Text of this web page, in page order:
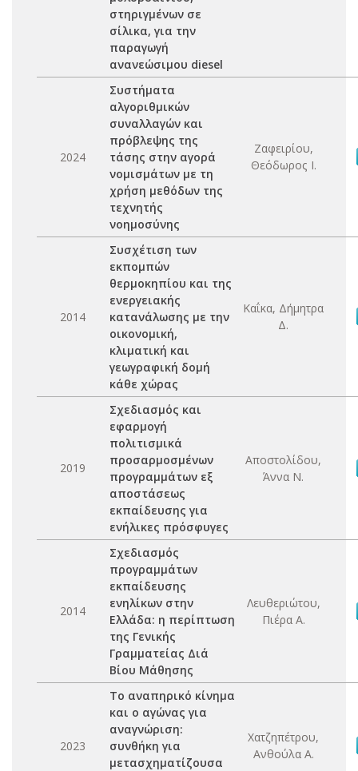
στηριγμένων σε
σίλικα, για την
παραγωγή
ανανεώσιμου diesel
2024
Συστήματα
αλγοριθμικών
συναλλαγών και
πρόβλεψης της
τάσης στην αγορά
νομισμάτων με τη
χρήση μεθόδων της
τεχνητής
νοημοσύνης
Ζαφειρίου,
Θεόδωρος Ι.
2014
Συσχέτιση των
εκπομπών
θερμοκηπίου και της
ενεργειακής
κατανάλωσης με την
οικονομική,
κλιματική και
γεωγραφική δομή
κάθε χώρας
Καΐκα, Δήμητρα
Δ.
2019
Σχεδιασμός και
εφαρμογή
πολιτισμικά
προσαρμοσμένων
προγραμμάτων εξ
αποστάσεως
εκπαίδευσης για
ενήλικες πρόσφυγες
Αποστολίδου,
Άννα Ν.
2014
Σχεδιασμός
προγραμμάτων
εκπαίδευσης
ενηλίκων στην
Ελλάδα: η περίπτωση
της Γενικής
Γραμματείας Διά
Βίου Μάθησης
Λευθεριώτου,
Πιέρα Α.
2023
Το αναπηρικό κίνημα
και ο αγώνας για
αναγνώριση:
συνθήκη για
μετασχηματίζουσα
Χατζηπέτρου,
Ανθούλα Α.